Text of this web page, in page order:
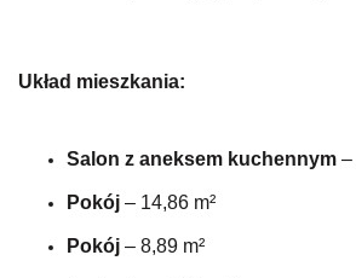
Układ mieszkania:
Salon z aneksem kuchennym –
Pokój – 14,86 m²
Pokój – 8,89 m²